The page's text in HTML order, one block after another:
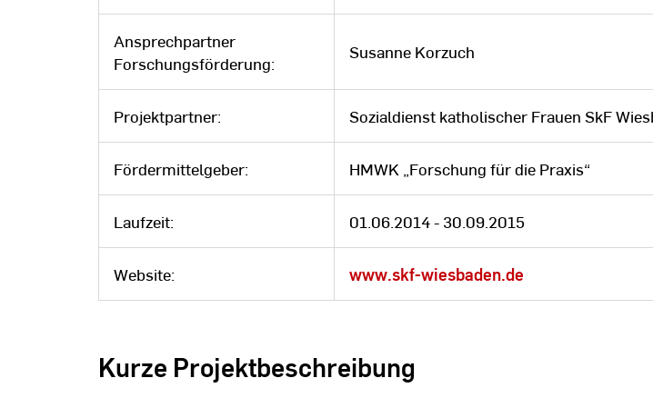
Ansprechpartner
Forschungsförderung:
Susanne Korzuch
Projektpartner: Sozialdienst katholischer Frauen SkF
Fördermittelgeber: HMWK „Forschung für die Praxis“
Laufzeit: 01.06.2014 - 30.09.2015
Website: www.skf-wiesbaden.de
Kurze Projektbeschreibung